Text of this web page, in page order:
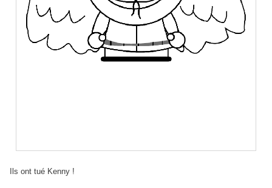
Ils ont tué Kenny !